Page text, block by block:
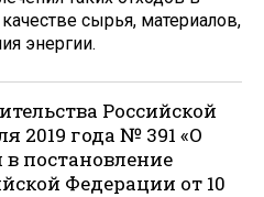
сырья, материалов,
энергии.
Российской
2019 года № 391 «О
постановление
Федерации от 10